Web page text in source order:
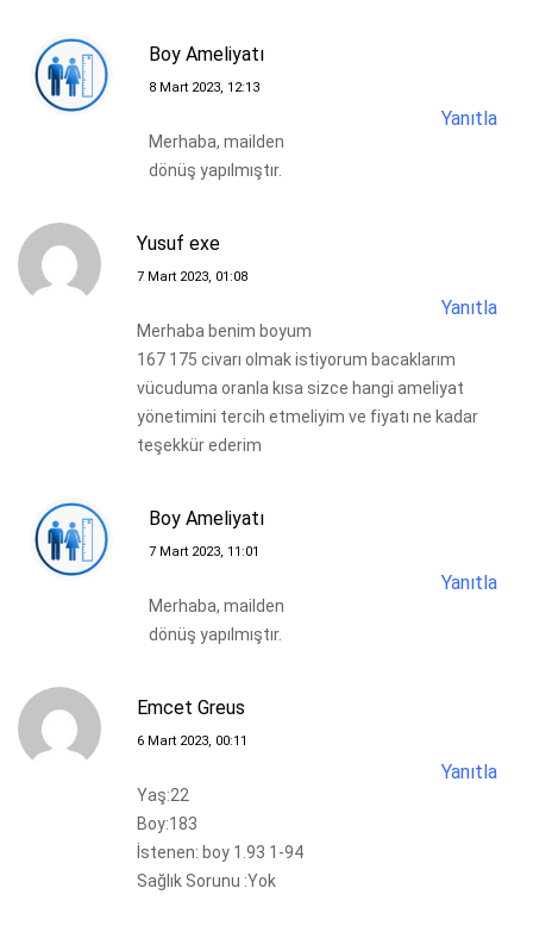
Boy Ameliyatı
8 Mart 2023, 12:13
Yanıtla
Merhaba, mailden
dönüş yapılmıştır.
Yusuf exe
7 Mart 2023, 01:08
Yanıtla
Merhaba benim boyum
167 175 civarı olmak istiyorum bacaklarım
vücuduma oranla kısa sizce hangi ameliyat
yönetimini tercih etmeliyim ve fiyatı ne kadar
teşekkür ederim
Boy Ameliyatı
7 Mart 2023, 11:01
Yanıtla
Merhaba, mailden
dönüş yapılmıştır.
Emcet Greus
6 Mart 2023, 00:11
Yanıtla
Yaş:22
Boy:183
İstenen: boy 1.93 1-94
Sağlık Sorunu :Yok